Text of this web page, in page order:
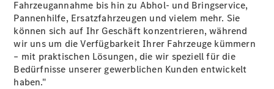
Alle Modelle
Elektromodelle
Fahrzeugannahme bis hin zu Abhol- und Bringservice,
Pannenhilfe, Ersatzfahrzeugen und vielem mehr. Sie
können sich auf Ihr Geschäft konzentrieren, während
wir uns um die Verfügbarkeit Ihrer Fahrzeuge kümmern
– mit praktischen Lösungen, die wir speziell für die
Bedürfnisse unserer gewerblichen Kunden entwickelt
haben."